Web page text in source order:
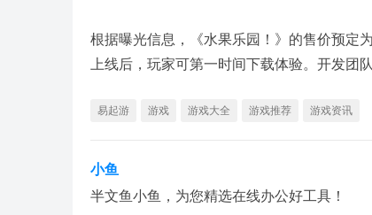
根据曝光信息，《水果乐园！》的售价预定
上线后，玩家可第一时间下载体验。开发团
易起游 游戏 游戏大全 游戏推荐 游戏资讯
小鱼
半文鱼小鱼，为您精选在线办公好工具！